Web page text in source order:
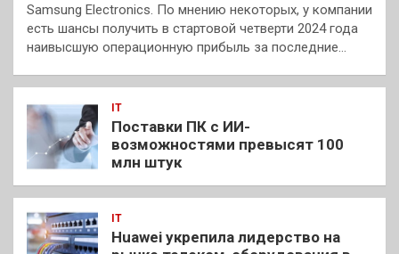
Samsung Electronics. По мнению некоторых, у компании
есть шансы получить в стартовой четверти 2024 года
наивысшую операционную прибыль за последние…
IT
Поставки ПК с ИИ-
возможностями превысят 100
млн штук
IT
Huawei укрепила лидерство на